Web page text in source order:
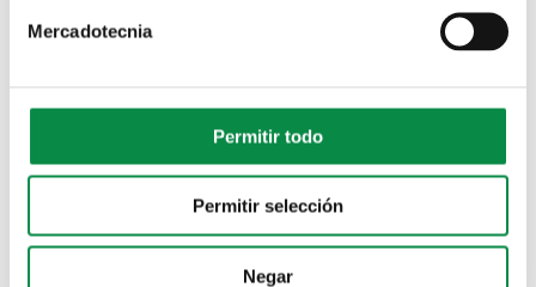
Mercadotecnia
Permitir todo
Permitir selección
Negar
Madalena do 25 ao 29 de novembro
Menú da Rede de Comedores Escolares
(xantar, almorzo e merenda) do 25 ao 29 de
novembro